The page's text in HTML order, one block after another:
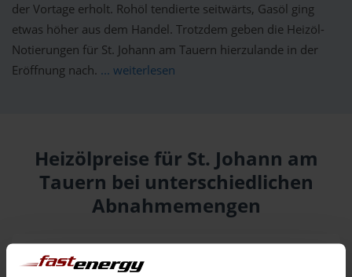
der Vortage erholt. Rohöl tendierte seitwärts, Gasöl ging
etwas höher aus dem Handel. Trotzdem geben die Heizöl-
Notierungen für St. Johann am Tauern hierzulande in der
Eröffnung nach. ... weiterlesen
Heizölpreise für St. Johann am
Tauern bei unterschiedlichen
Abnahmemengen